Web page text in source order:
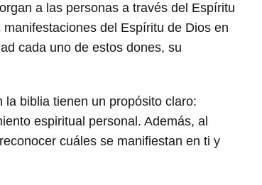
a las personas a través del Espíritu
del Espíritu de Dios en
cada uno de estos dones, su
la biblia tienen un propósito claro:
espiritual personal. Además, al
cuáles se manifiestan en ti y